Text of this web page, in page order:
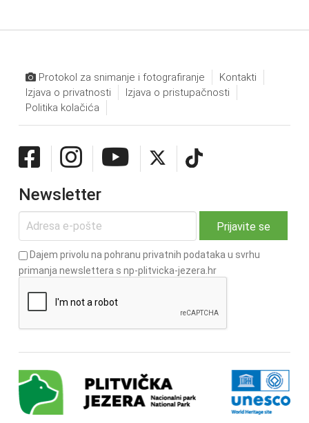
Protokol za snimanje i fotografiranje
Kontakti
Izjava o privatnosti
Izjava o pristupačnosti
Politika kolačića
Newsletter
Dajem privolu na pohranu privatnih podataka u svrhu
primanja newslettera s np-plitvicka-jezera.hr